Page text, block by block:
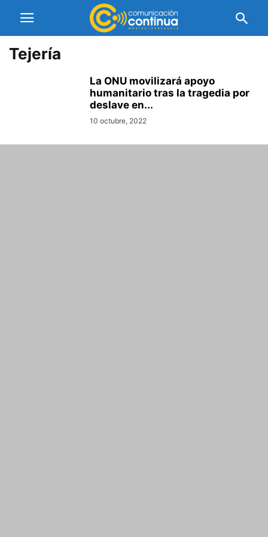
Tejería
La ONU movilizará apoyo
humanitario tras la tragedia por
deslave en...
10 octubre, 2022